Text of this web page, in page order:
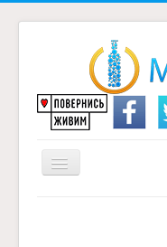
Перемикач
навігації